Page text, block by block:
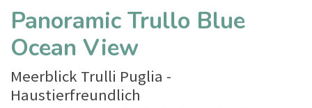
Panoramic Trullo Blue
Ocean View
Meerblick Trulli Puglia -
Haustierfreundlich